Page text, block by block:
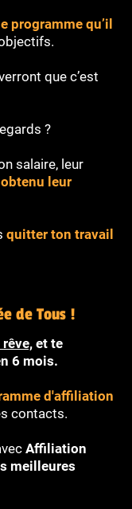
programme qu’il
que c’est
?
salaire, leur
obtenu leur
quitter ton travail
de Tous !
et te
6 mois.
d'affiliation
contacts.
Affiliation
meilleures